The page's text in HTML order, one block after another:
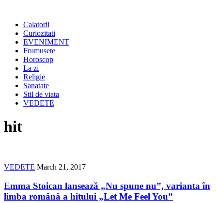
Calatorii
Curiozitati
EVENIMENT
Frumusete
Horoscop
La zi
Religie
Sanatate
Stil de viata
VEDETE
hit
VEDETE March 21, 2017
Emma Stoican lansează „Nu spune nu”, varianta în
limba română a hitului „Let Me Feel You”